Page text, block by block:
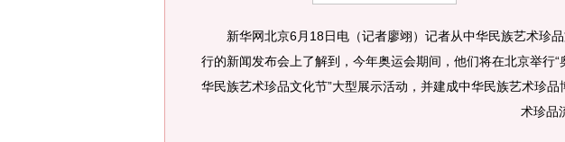
新华网北京6月18日电（记者廖翊）记者从中华民族艺术珍品
行的新闻发布会上了解到，今年奥运会期间，他们将在北京举
华民族艺术珍品文化节”大型展示活动，并建成中华民族艺术珍
术珍品